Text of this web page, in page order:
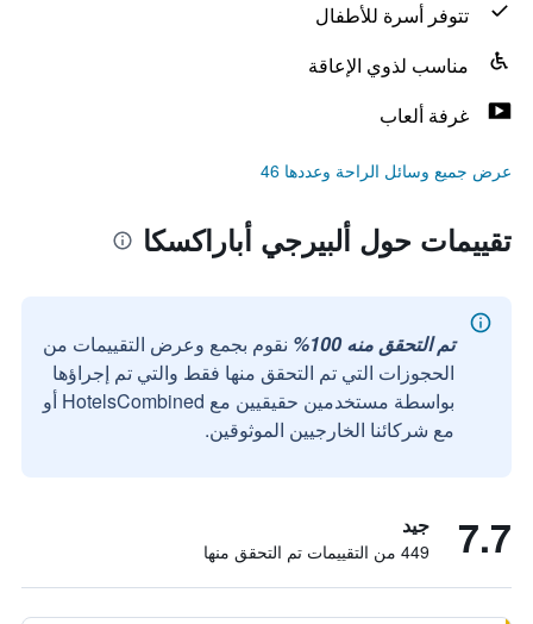
تتوفر أسرة للأطفال
مناسب لذوي الإعاقة
غرفة ألعاب
عرض جميع وسائل الراحة وعددها 46
تقييمات حول ألبيرجي أباراكسكا
تم التحقق منه 100%
نقوم بجمع وعرض التقييمات من
الحجوزات التي تم التحقق منها فقط والتي تم إجراؤها
بواسطة مستخدمين حقيقيين مع HotelsCombined أو
مع شركائنا الخارجيين الموثوقين.
7.7 جيد
449 من التقييمات تم التحقق منها